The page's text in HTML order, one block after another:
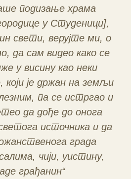
подизање храма
у Студеници],
свети, верујте ми, о
да сам видео како се
у висину као неки
који је држан на земљи
па се истргао и
да дође до онога
источника и да
града
чији, уистину,
грађанин“